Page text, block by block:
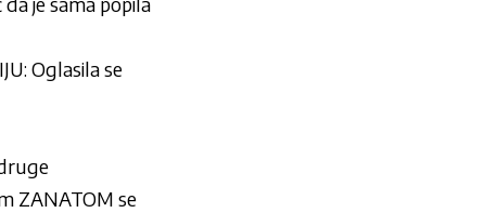
Oglasila se
ZANATOM se